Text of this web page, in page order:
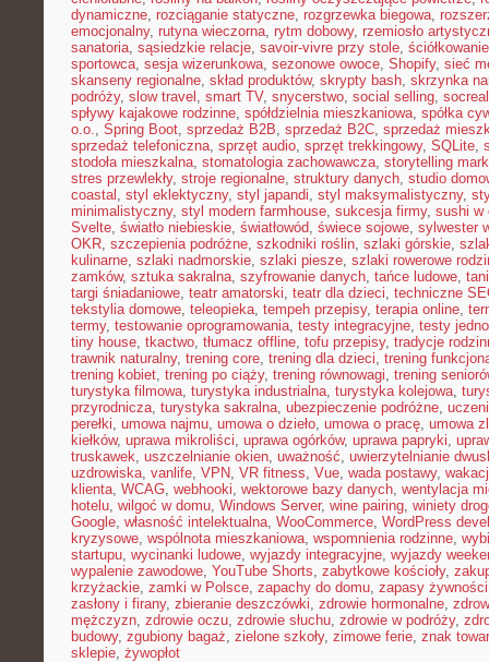
dynamiczne, rozciąganie statyczne, rozgrzewka biegowa,
emocjonalny, rutyna wieczorna, rytm dobowy, rzemiosło
sanatoria, sąsiedzkie relacje, savoir-vivre przy stole, ściółkowanie
sportowca, sesja wizerunkowa, sezonowe owoce, Shopify, sieć
skanseny regionalne, skład produktów, skrypty bash, skrzynka
podróży, slow travel , smart TV, snycerstwo, social selling,
spływy kajakowe rodzinne, spółdzielnia mieszkaniowa, spółka
o.o., Spring Boot, sprzedaż B2B, sprzedaż B2C, sprzedaż
sprzedaż telefoniczna, sprzęt audio, sprzęt trekkingowy, SQLite,
stodoła mieszkalna, stomatologia zachowawcza, storytelling
stres przewlekły, stroje regionalne, struktury danych, studio
coastal , styl eklektyczny, styl japandi, styl maksymalistyczny,
minimalistyczny, styl modern farmhouse, sukcesja firmy, sushi w
Svelte, światło niebieskie, światłowód, świece sojowe, sylwester
OKR, szczepienia podróżne, szkodniki roślin, szlaki górskie,
kulinarne, szlaki nadmorskie, szlaki piesze, szlaki rowerowe
zamków, sztuka sakralna, szyfrowanie danych, tańce ludowe,
targi śniadaniowe, teatr amatorski, teatr dla dzieci, techniczne
tekstylia domowe, teleopieka, tempeh przepisy, terapia online,
termy, testowanie oprogramowania, testy integracyjne, testy
tiny house, tkactwo, tłumacz offline, tofu przepisy, tradycje
trawnik naturalny, trening core, trening dla dzieci, trening
trening kobiet, trening po ciąży, trening równowagi, trening
turystyka filmowa, turystyka industrialna, turystyka kolejowa,
przyrodnicza, turystyka sakralna, ubezpieczenie podróżne,
perełki, umowa najmu, umowa o dzieło, umowa o pracę, umowa
kiełków, uprawa mikroliści, uprawa ogórków, uprawa papryki,
truskawek, uszczelnianie okien, uważność, uwierzytelnianie
uzdrowiska, vanlife, VPN, VR fitness, Vue, wada postawy,
klienta, WCAG, webhooki, wektorowe bazy danych, wentylacja
hotelu, wilgoć w domu, Windows Server, wine pairing, winiety
Google, własność intelektualna, WooCommerce, WordPress
kryzysowe, wspólnota mieszkaniowa, wspomnienia rodzinne,
startupu, wycinanki ludowe, wyjazdy integracyjne, wyjazdy
wypalenie zawodowe, YouTube Shorts, zabytkowe kościoły,
krzyżackie, zamki w Polsce, zapachy do domu, zapasy żywności
zasłony i firany, zbieranie deszczówki, zdrowie hormonalne,
mężczyzn, zdrowie oczu, zdrowie słuchu, zdrowie w podróży,
budowy, zgubiony bagaż, zielone szkoły, zimowe ferie, znak
sklepie, żywopłot